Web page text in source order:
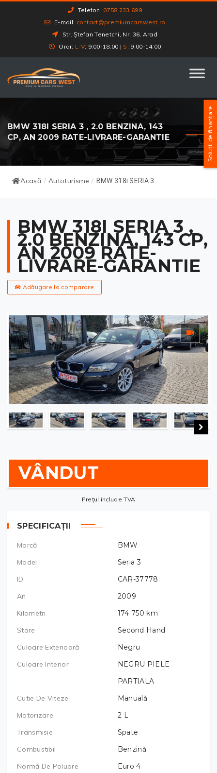
Telefon: 0758 233 699
E-mail: contact@premiumcarswest.ro
Str. Ștefan Tenetchi, Nr. 36, Arad
Orar: L-V: 9:00-18:00 | S : 9:00-14:00
BMW 318I SERIA 3 , 2.0 BENZINA, 143
CP, AN 2009 RATE-LIVRARE-GARANTIE
Acasă / Autoturisme / BMW 318i SERIA 3...
BMW 318I SERIA 3 ,
2.0 BENZINA, 143 CP,
AN 2009 RATE-
LIVRARE-GARANTIE
Adăugare la comparare
VÂNDUT
Prețul include TVA
SPECIFICAȚII
Marcă
BMW
Model
Seria 3
ID
CAR-37778
An
2009
Kilometri
174 750 km
Stare
Second Hand
Culoare Exterioară
Negru
Culoare Interior
NEGRU PIELE
PARTIALA
Cutie De Viteze
Manuală
Motorizare
2 L
Transmisie
Spate
Combustibil
Benzină
Normă De Poluare
Euro 4
Soluții de finanțare